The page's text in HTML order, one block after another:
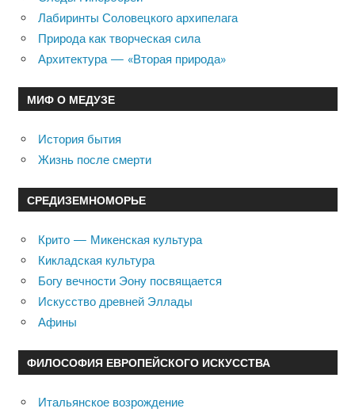
Лабиринты Соловецкого архипелага
Природа как творческая сила
Архитектура — «Вторая природа»
МИФ О МЕДУЗЕ
История бытия
Жизнь после смерти
СРЕДИЗЕМНОМОРЬЕ
Крито — Микенская культура
Кикладская культура
Богу вечности Эону посвящается
Искусство древней Эллады
Афины
ФИЛОСОФИЯ ЕВРОПЕЙСКОГО ИСКУССТВА
Итальянское возрождение